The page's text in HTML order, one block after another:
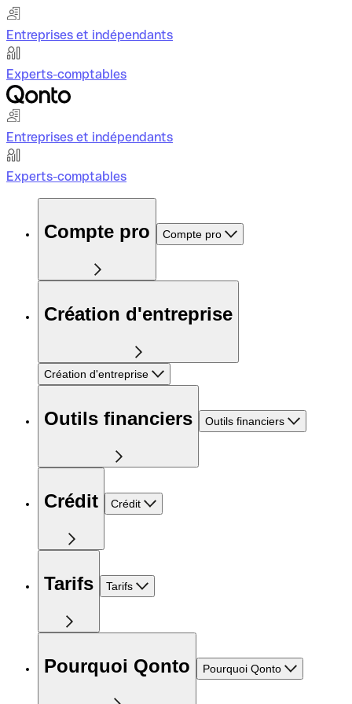
Entreprises et indépendants
Experts-comptables
Entreprises et indépendants
Experts-comptables
Compte pro Compte pro
Création d'entreprise
Création d'entreprise
Outils financiers Outils financiers
Crédit Crédit
Tarifs Tarifs
Pourquoi Qonto Pourquoi Qonto